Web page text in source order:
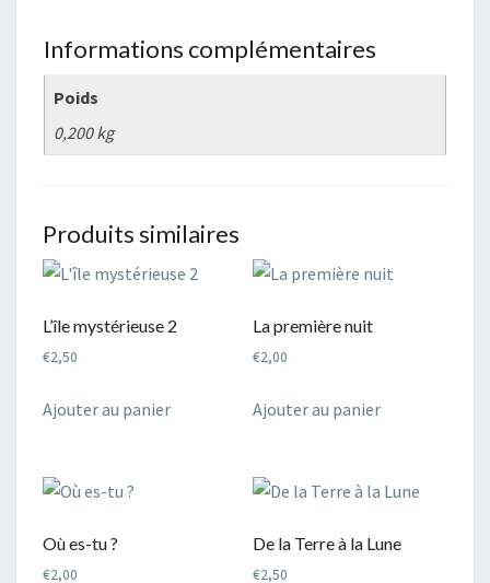
Informations complémentaires
Poids
0,200 kg
Produits similaires
L’île mystérieuse 2
€2,50
Ajouter au panier
La première nuit
€2,00
Ajouter au panier
Où es-tu ?
€2,00
De la Terre à la Lune
€2,50